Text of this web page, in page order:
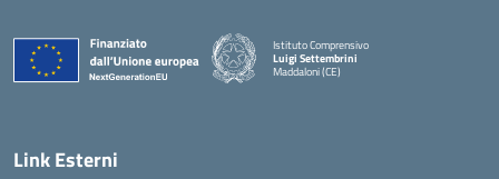
Istituto Comprensivo
Luigi Settembrini
Maddaloni (CE)
Link Esterni